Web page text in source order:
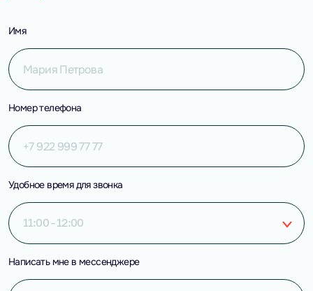
Имя
Номер телефона
Удобное время для звонка
11:00 - 12:00
Написать мне в мессенджере